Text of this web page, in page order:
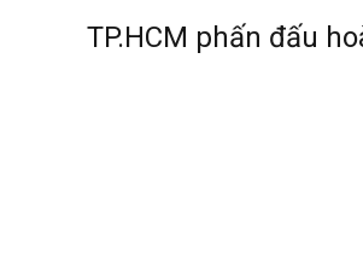
TP.HCM phấn đấu